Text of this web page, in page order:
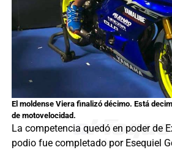
El moldense Viera finalizó décimo. Está
de motovelocidad.
La competencia quedó en poder de
podio fue completado por Esequiel